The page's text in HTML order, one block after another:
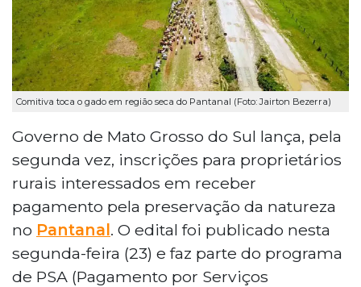
Comitiva toca o gado em região seca do Pantanal (Foto: Jairton Bezerra)
Governo de Mato Grosso do Sul lança, pela
segunda vez, inscrições para proprietários
rurais interessados em receber
pagamento pela preservação da natureza
no Pantanal. O edital foi publicado nesta
segunda-feira (23) e faz parte do programa
de PSA (Pagamento por Serviços